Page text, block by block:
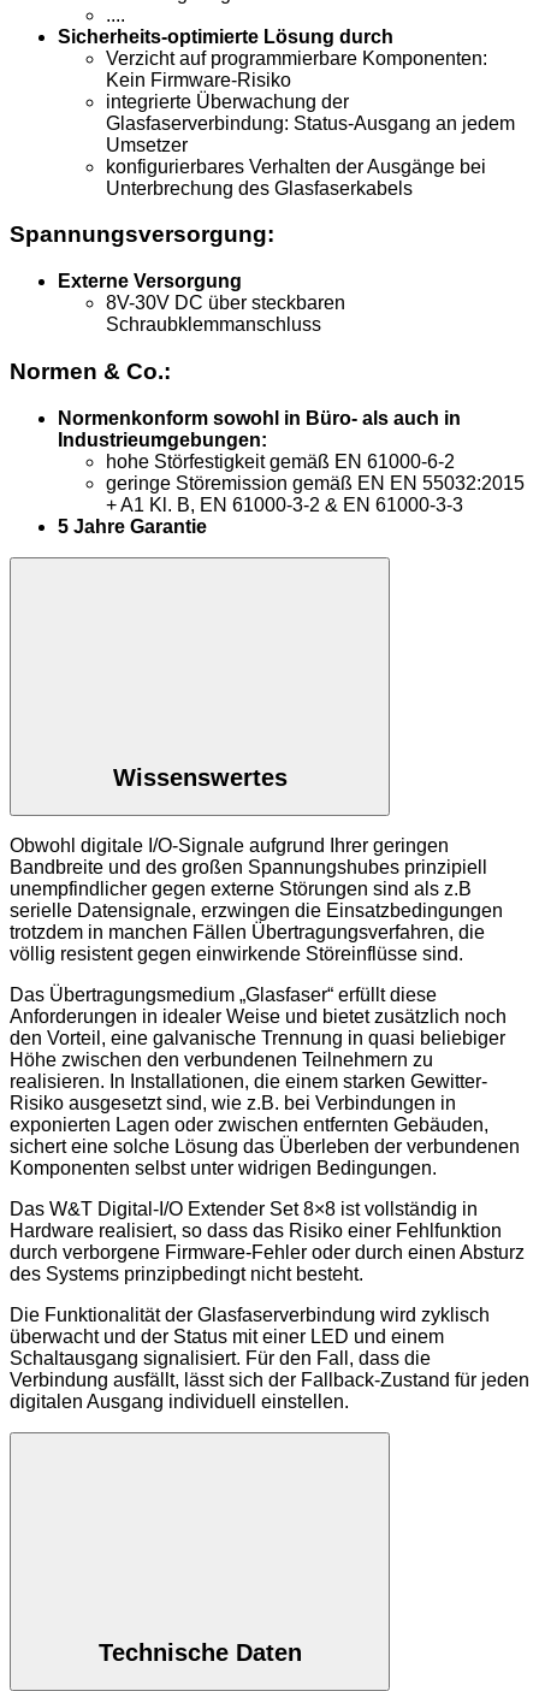
....
Sicherheits-optimierte Lösung durch
Verzicht auf programmierbare Komponenten:
Kein Firmware-Risiko
integrierte Überwachung der
Glasfaserverbindung: Status-Ausgang an jedem
Umsetzer
konfigurierbares Verhalten der Ausgänge bei
Unterbrechung des Glasfaserkabels
Spannungsversorgung:
Externe Versorgung
8V-30V DC über steckbaren
Schraubklemmanschluss
Normen & Co.:
Normenkonform sowohl in Büro- als auch in
Industrieumgebungen:
hohe Störfestigkeit gemäß EN 61000-6-2
geringe Störemission gemäß EN EN 55032:2015
+ A1 Kl. B, EN 61000-3-2 & EN 61000-3-3
5 Jahre Garantie
Wissenswertes
Obwohl digitale I/O-Signale aufgrund Ihrer geringen
Bandbreite und des großen Spannungshubes prinzipiell
unempfindlicher gegen externe Störungen sind als z.B
serielle Datensignale, erzwingen die Einsatzbedingungen
trotzdem in manchen Fällen Übertragungsverfahren, die
völlig resistent gegen einwirkende Störeinflüsse sind.
Das Übertragungsmedium „Glasfaser“ erfüllt diese
Anforderungen in idealer Weise und bietet zusätzlich noch
den Vorteil, eine galvanische Trennung in quasi beliebiger
Höhe zwischen den verbundenen Teilnehmern zu
realisieren. In Installationen, die einem starken Gewitter-
Risiko ausgesetzt sind, wie z.B. bei Verbindungen in
exponierten Lagen oder zwischen entfernten Gebäuden,
sichert eine solche Lösung das Überleben der verbundenen
Komponenten selbst unter widrigen Bedingungen.
Das W&T Digital-I/O Extender Set 8×8 ist vollständig in
Hardware realisiert, so dass das Risiko einer Fehlfunktion
durch verborgene Firmware-Fehler oder durch einen Absturz
des Systems prinzipbedingt nicht besteht.
Die Funktionalität der Glasfaserverbindung wird zyklisch
überwacht und der Status mit einer LED und einem
Schaltausgang signalisiert. Für den Fall, dass die
Verbindung ausfällt, lässt sich der Fallback-Zustand für jeden
digitalen Ausgang individuell einstellen.
Technische Daten